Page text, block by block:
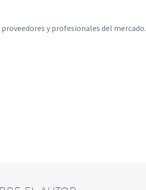
y profesionales del mercado.